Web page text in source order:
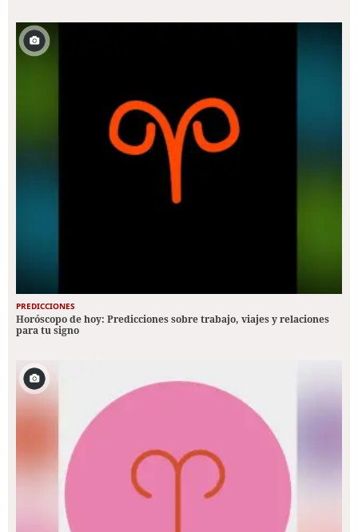
PREDICCIONES
Horóscopo de hoy: Predicciones sobre trabajo, viajes y relaciones
para tu signo